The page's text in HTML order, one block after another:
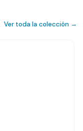
Ver toda la colección →